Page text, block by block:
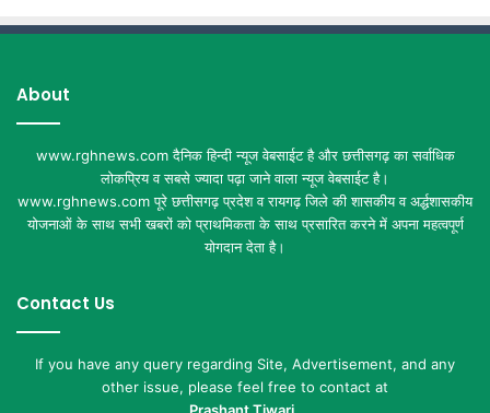
About
www.rghnews.com दैनिक हिन्दी न्यूज वेबसाईट है और छत्तीसगढ़ का सर्वाधिक
लोकप्रिय व सबसे ज्यादा पढ़ा जाने वाला न्यूज वेबसाईट है।
www.rghnews.com पूरे छत्तीसगढ़ प्रदेश व रायगढ़ जिले की शासकीय व अर्द्धशासकीय
योजनाओं के साथ सभी खबरों को प्राथमिकता के साथ प्रसारित करने में अपना महत्वपूर्ण
योगदान देता है।
Contact Us
If you have any query regarding Site, Advertisement, and any
other issue, please feel free to contact at